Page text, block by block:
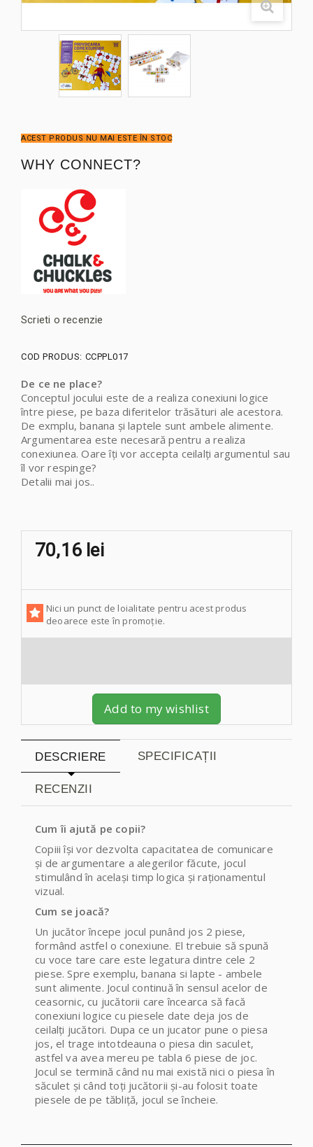
ACEST PRODUS NU MAI ESTE ÎN STOC
WHY CONNECT?
Scrieti o recenzie
COD PRODUS: CCPPL017
De ce ne place?
Conceptul jocului este de a realiza conexiuni logice
între piese, pe baza diferitelor trăsături ale acestora.
De exmplu, banana și laptele sunt ambele alimente.
Argumentarea este necesară pentru a realiza
conexiunea. Oare îți vor accepta ceilalți argumentul sau
îl vor respinge?
Detalii mai jos..
70,16 lei
Nici un punct de loialitate pentru acest produs
deoarece este în promoție.
Add to my wishlist
DESCRIERE SPECIFICAȚII
RECENZII
Cum îi ajută pe copii?
Copiii își vor dezvolta capacitatea de comunicare
și de argumentare a alegerilor făcute, jocul
stimulând în același timp logica și raționamentul
vizual.
Cum se joacă?
Un jucător începe jocul punând jos 2 piese,
formând astfel o conexiune. El trebuie să spună
cu voce tare care este legatura dintre cele 2
piese. Spre exemplu, banana si lapte - ambele
sunt alimente. Jocul continuă în sensul acelor de
ceasornic, cu jucătorii care încearca să facă
conexiuni logice cu piesele date deja jos de
ceilalți jucători. Dupa ce un jucator pune o piesa
jos, el trage intotdeauna o piesa din saculet,
astfel va avea mereu pe tabla 6 piese de joc.
Jocul se termină când nu mai există nici o piesa în
săculet și când toți jucătorii și-au folosit toate
piesele de pe tăbliță, jocul se încheie.